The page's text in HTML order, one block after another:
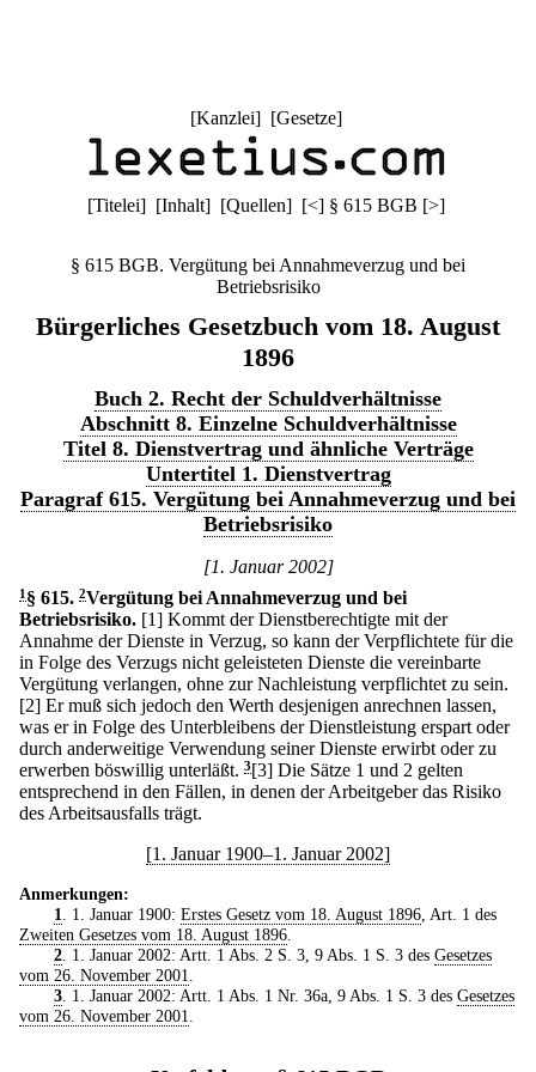
[Kanzlei] [Gesetze]
[Titelei] [Inhalt] [Quellen] [<] § 615 BGB [>]
§ 615 BGB. Vergütung bei Annahmeverzug und bei
Betriebsrisiko
Bürgerliches Gesetzbuch vom 18. August
1896
Buch 2. Recht der Schuldverhältnisse
Abschnitt 8. Einzelne Schuldverhältnisse
Titel 8. Dienstvertrag und ähnliche Verträge
Untertitel 1. Dienstvertrag
Paragraf 615. Vergütung bei Annahmeverzug und bei
Betriebsrisiko
[1. Januar 2002]
1 § 615. 2Vergütung bei Annahmeverzug und bei
Betriebsrisiko. [1] Kommt der Dienstberechtigte mit der
Annahme der Dienste in Verzug, so kann der Verpflichtete für die
in Folge des Verzugs nicht geleisteten Dienste die vereinbarte
Vergütung verlangen, ohne zur Nachleistung verpflichtet zu sein.
[2] Er muß sich jedoch den Werth desjenigen anrechnen lassen,
was er in Folge des Unterbleibens der Dienstleistung erspart oder
durch anderweitige Verwendung seiner Dienste erwirbt oder zu
erwerben böswillig unterläßt. 3[3] Die Sätze 1 und 2 gelten
entsprechend in den Fällen, in denen der Arbeitgeber das Risiko
des Arbeitsausfalls trägt.
[1. Januar 1900–1. Januar 2002]
Anmerkungen:
1
. 1. Januar 1900: Erstes Gesetz vom 18. August 1896, Art. 1 des
Zweiten Gesetzes vom 18. August 1896
2. 1. Januar 2002: Artt. 1 Abs. 2 S. 3, 9 Abs. 1 S. 3 des Gesetzes
vom 26. November 2001
3. 1. Januar 2002: Artt. 1 Abs. 1 Nr. 36a, 9 Abs. 1 S. 3 des Gesetzes
vom 26. November 2001